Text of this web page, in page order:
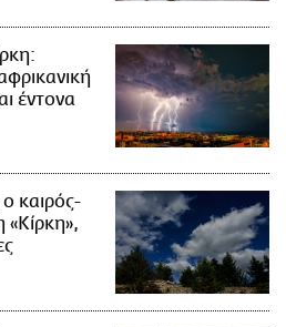
έντονα
ο καιρός-
«Κίρκη»,